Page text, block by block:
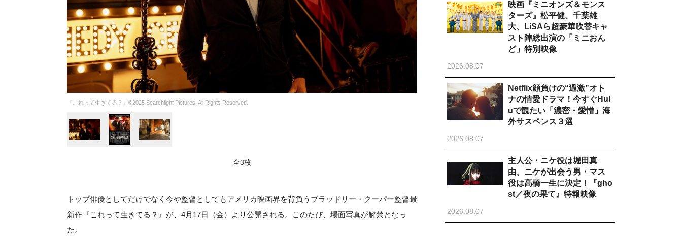
『これって生きてる？』©2025 Searchlight Pictures. All Rights Reserved.
全3枚
トップ俳優としてだけでなく今や監督としてもアメリカ映画界を背負うブラッドリー・クーパー監督最
新作『これって生きてる？』が、4月17日（金）より公開される。このたび、場面写真が解禁となっ
た。
映画『ミニオンズ＆モンス
ターズ』松平健、千葉雄
大、LiSAら超豪華吹替キャ
スト陣総出演の「ミニおん
ど」特別映像
2026.08.07
Netflix顔負けの“過激”オト
ナの情愛ドラマ！今すぐHul
uで観たい「濃密・愛憎」海
外サスペンス３選
2026.08.07
主人公・ニケ役は堀田真
由、ニケが出会う男・マス
役は高橋一生に決定！『gho
st／夜の果て』特報映像
2026.08.07